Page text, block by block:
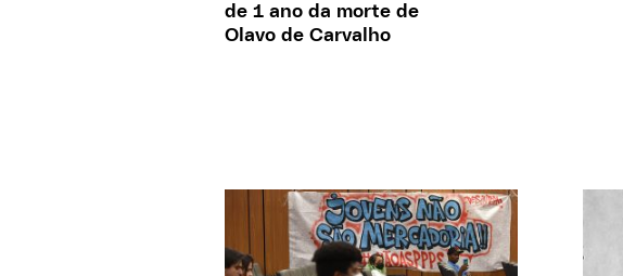
de 1 ano da morte de
Olavo de Carvalho